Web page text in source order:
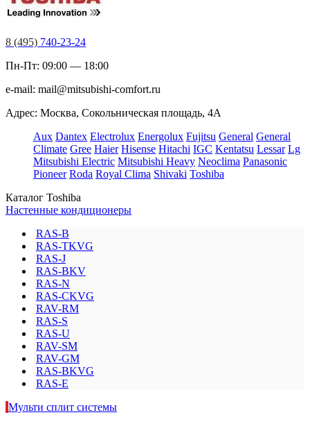
8 (495) 740-23-24
Пн-Пт: 09:00 — 18:00
e-mail: mail@mitsubishi-comfort.ru
Адрес: Москва, Сокольническая площадь, 4А
Aux Dantex Electrolux Energolux Fujitsu General General
Climate Gree Haier Hisense Hitachi IGC Kentatsu Lessar Lg
Mitsubishi Electric Mitsubishi Heavy Neoclima Panasonic
Pioneer Roda Royal Clima Shivaki Toshiba
Каталог Toshiba
Настенные кондиционеры
RAS-B
RAS-TKVG
RAS-J
RAS-BKV
RAS-N
RAS-CKVG
RAV-RM
RAS-S
RAS-U
RAV-SM
RAV-GM
RAS-BKVG
RAS-E
Мульти сплит системы